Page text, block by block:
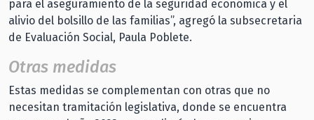
para el aseguramiento de la seguridad económica y el
alivio del bolsillo de las familias”, agregó la subsecretaria
de Evaluación Social, Paula Poblete.
Otras medidas
Estas medidas se complementan con otras que no
necesitan tramitación legislativa, donde se encuentra